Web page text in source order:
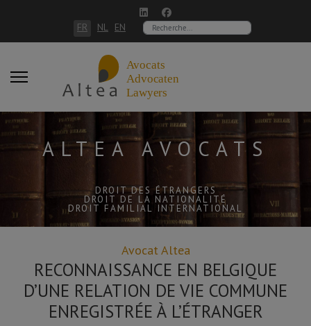
Sélectionnez votre langue
FR NL EN
ALTEA AVOCATS
DROIT DES ÉTRANGERS
DROIT DE LA NATIONALITÉ
DROIT FAMILIAL INTERNATIONAL
Avocat Altea
RECONNAISSANCE EN BELGIQUE
D’UNE RELATION DE VIE COMMUNE
ENREGISTRÉE À L’ÉTRANGER